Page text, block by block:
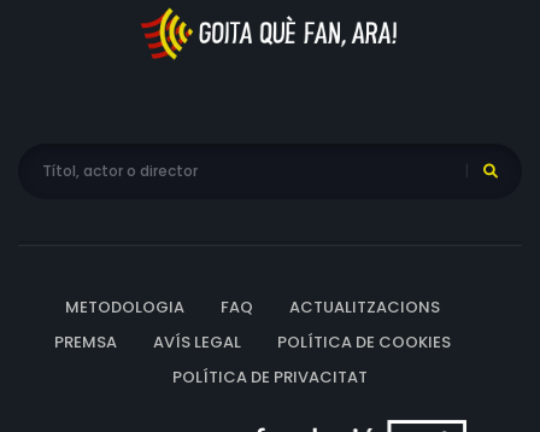
METODOLOGIA FAQ
ACTUALITZACIONS
PREMSA
AVÍS LEGAL
POLÍTICA DE COOKIES
POLÍTICA DE PRIVACITAT